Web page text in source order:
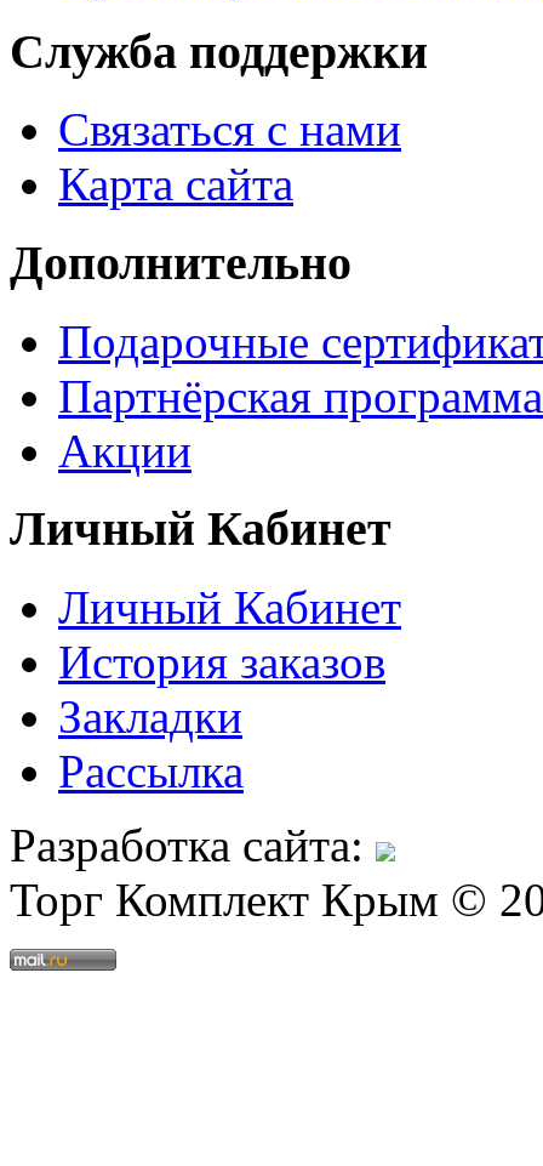
Служба поддержки
Связаться с нами
Карта сайта
Дополнительно
Подарочные
Партнёрская программа
Акции
Личный Кабинет
Личный Кабинет
История заказов
Закладки
Рассылка
Разработка сайта:
Торг Комплект Крым ©